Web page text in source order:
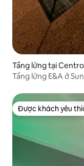
Tầng lửng tại Centro
Tầng lửng E&A ở
Được khách yêu
Được khách yêu